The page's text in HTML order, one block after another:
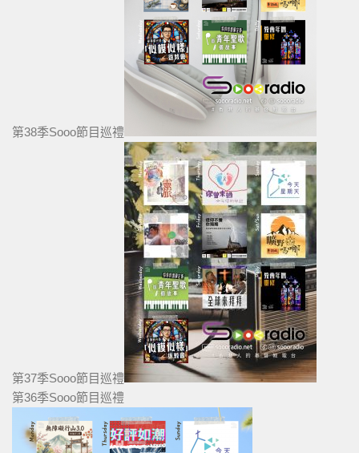
第38季Sooo節目巡禮
第37季Sooo節目巡禮
第36季Sooo節目巡禮